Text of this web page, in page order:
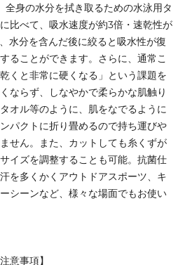
全身の水分を拭き取るための水泳用タ
比べて、吸水速度が約3倍・速乾性が
水分を含んだ後に絞ると吸水性が復
ることができます。さらに、通常こ
くと非常に硬くなる」という課題を
ならず、しなやかで柔らかな肌触り
オル等のように、肌をなでるように
パクトに折り畳めるので持ち運びや
せん。また、カットしても糸くずが
イズを調整することも可能。抗菌仕
を多くかくアウトドアスポーツ、キ
シーンなど、様々な場面でもお使い
意事項】